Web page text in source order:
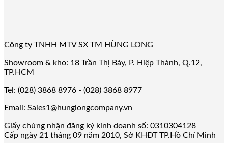
Công ty TNHH MTV SX TM HÙNG LONG
Showroom & kho: 18 Trần Thị Bảy, P. Hiệp Thành, Q.12,
TP.HCM
Tel: (028) 3868 8976 - (028) 3868 8977
Email: Sales1@hunglongcompany.vn
Giấy chứng nhận đăng ký kinh doanh số: 0310304128
Cấp ngày 21 tháng 09 năm 2010, Sở KHĐT TP.Hồ Chí Minh